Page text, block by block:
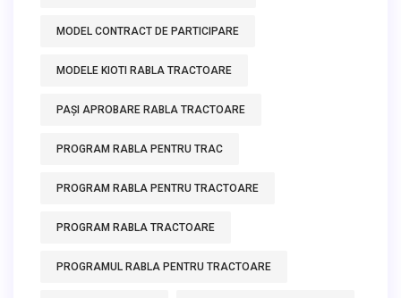
MODEL CONTRACT DE PARTICIPARE
MODELE KIOTI RABLA TRACTOARE
PAȘI APROBARE RABLA TRACTOARE
PROGRAM RABLA PENTRU TRAC
PROGRAM RABLA PENTRU TRACTOARE
PROGRAM RABLA TRACTOARE
PROGRAMUL RABLA PENTRU TRACTOARE